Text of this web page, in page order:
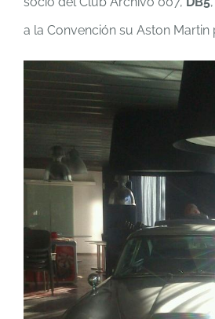
a la Convención su Aston Martin